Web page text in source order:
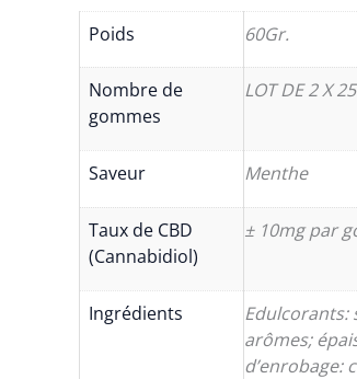
Poids 60Gr.
Nombre de
gommes
LOT DE 2 X
Saveur Menthe
Taux de CBD
(Cannabidiol)
± 10mg par
Ingrédients
Edulcorants:
arômes;
d’enrobage: